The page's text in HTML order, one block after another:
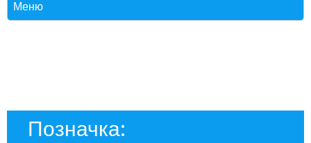
Позначка: